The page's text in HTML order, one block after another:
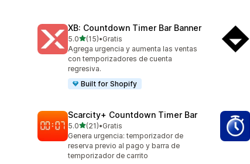
XB: Countdown Timer Bar Banner
5.0de 5 estrellas
(15)
15 reseñas en total
•Gratis
Agrega urgencia y aumenta las ventas
con temporizadores de cuenta
regresiva.
Built for Shopify
Scarcity+ Countdown Timer Bar
5.0de 5 estrellas
(21)
21 reseñas en total
•Gratis
Genera urgencia: temporizador de
reserva previo al pago y barra de
temporizador de carrito